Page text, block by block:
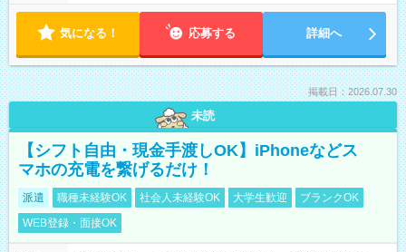
気になる！ 応募する 詳細へ
掲載日：2026.07.30
未読
【シフト自由・現金手渡しOK】iPhoneなどス
マホの充電を繋げるだけ！
派遣 職種未経験OK 社会人未経験OK 大学生歓迎
ブランクOK
WEB登録・面接OK